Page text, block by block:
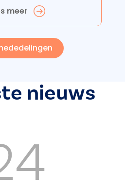
meer
nieuws